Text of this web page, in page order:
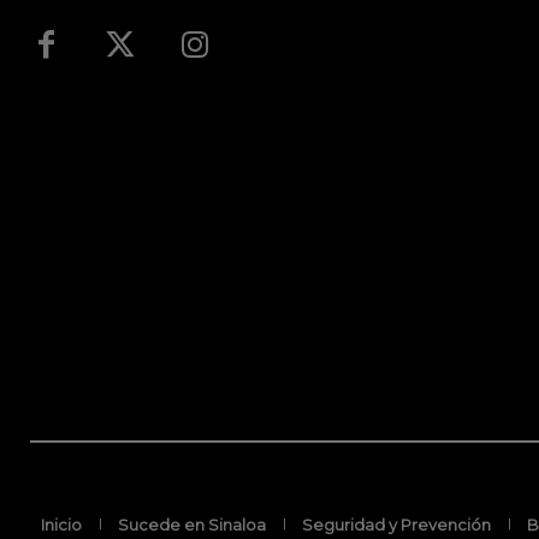
Inicio Sucede en Sinaloa Seguridad y Prevención